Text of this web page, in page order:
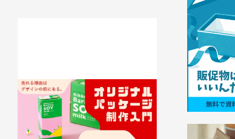
売れる理由はデザインの前にある。オ
リジナルパッケージ制作入門
2025.12.26 事例